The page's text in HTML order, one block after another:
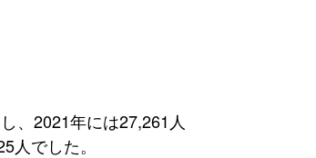
、2021年には27,261人
でした。